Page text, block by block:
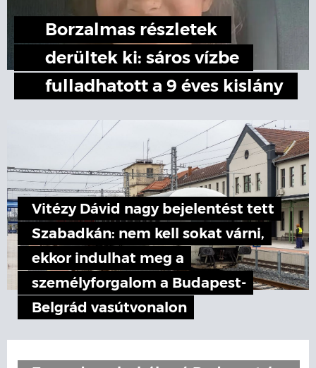
Borzalmas részletek
derültek ki: sáros vízbe
fulladhatott a 9 éves kislány
Vitézy Dávid nagy bejelentést tett
Szabadkán: nem kell sokat várni,
ekkor indulhat meg a
személyforgalom a Budapest-
Belgrád vasútvonalon